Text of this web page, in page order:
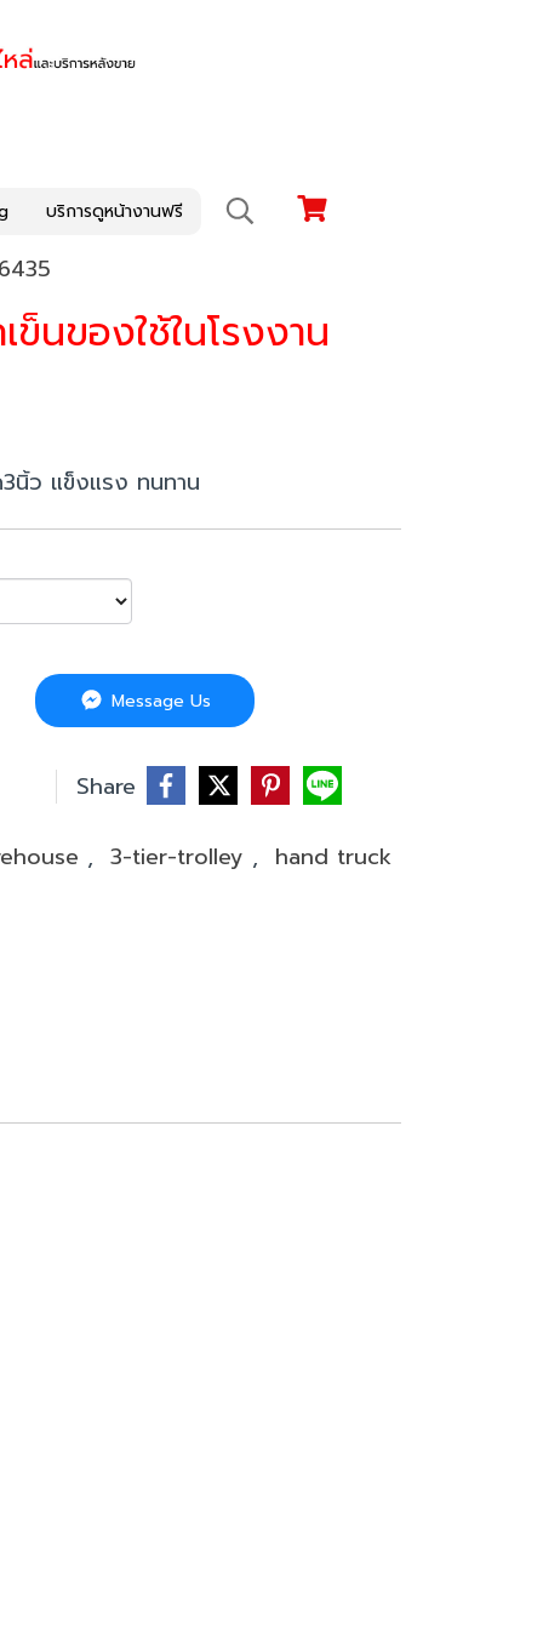
บริการดูหน้างานฟรี
นของใช้ในโรงงาน
นิ้ว แข็งแรง ทนทาน
Message Us
Share
, 3-tier-trolley , hand truck